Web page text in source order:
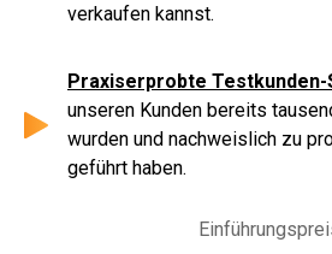
verkaufen kannst.
Praxiserprobte
unseren Kunden bereits
wurden und nachweislich zu
geführt haben.